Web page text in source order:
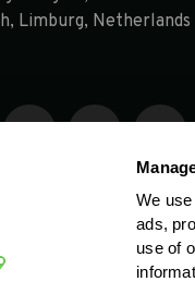
We
ads,
use of
Limburg, Netherlands